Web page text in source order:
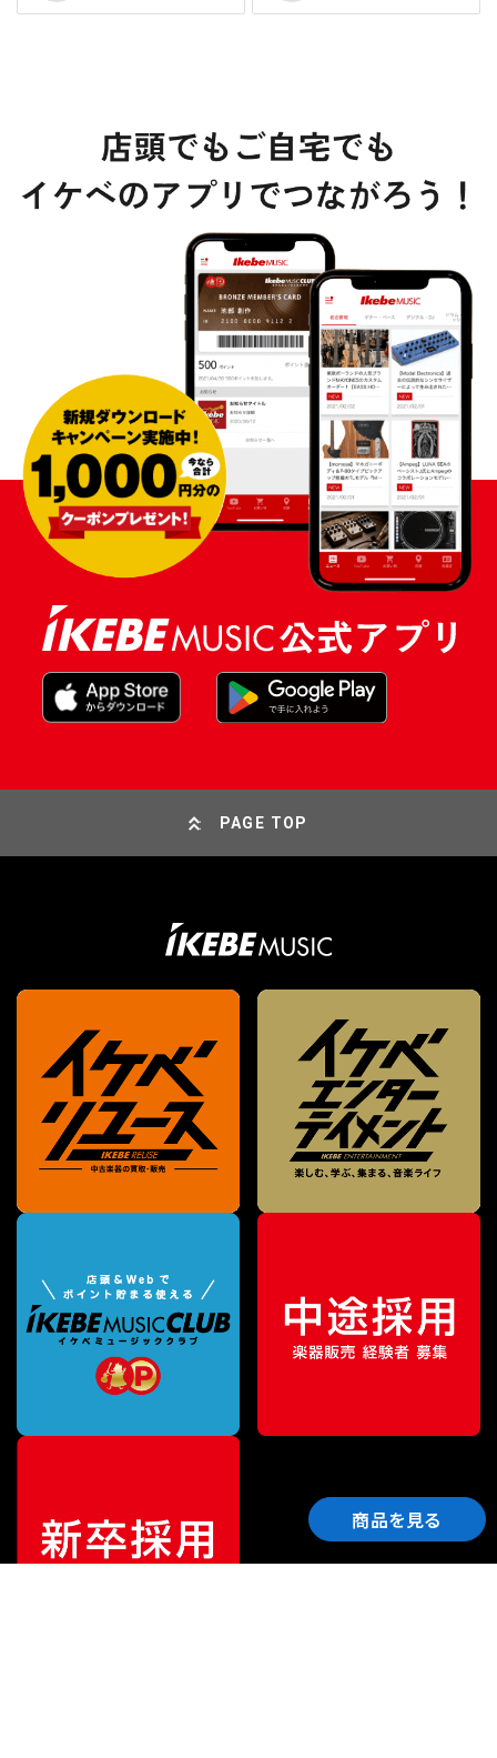
商品を見る
PAGE TOP